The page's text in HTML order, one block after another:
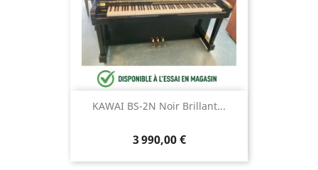
KAWAI BS-2N Noir Brillant...
3 990,00 €